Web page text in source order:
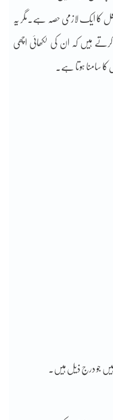
عمل کا ایک لازمی حصہ ہے۔مگر یہ
ہیں کہ ان کی لکھائی اچھی
سامنا ہوتا ہے۔
جو درج ذیل ہیں۔